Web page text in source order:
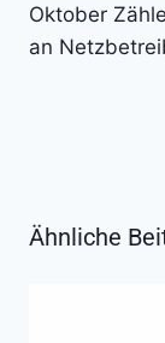
Oktober
an
Ähnliche